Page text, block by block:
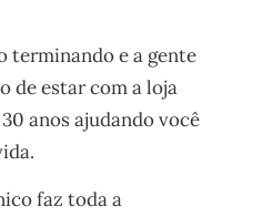
terminando e a gente
de estar com a loja
anos ajudando você
faz toda a